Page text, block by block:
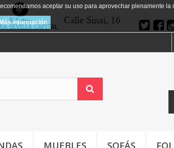
aceptar su uso para aprovechar plenamente la
Más información
MUEBLES SOFÁS